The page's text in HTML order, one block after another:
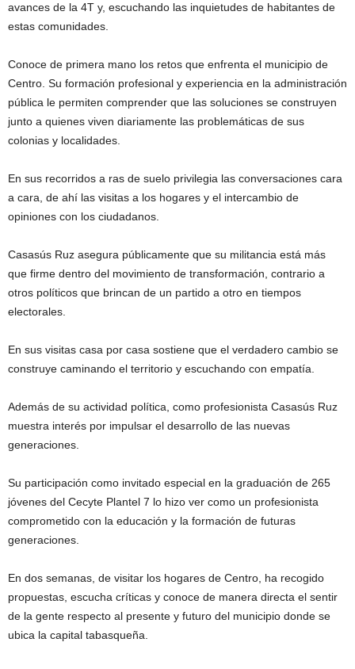
avances de la 4T y, escuchando las inquietudes de habitantes de
estas comunidades.
Conoce de primera mano los retos que enfrenta el municipio de
Centro. Su formación profesional y experiencia en la administración
pública le permiten comprender que las soluciones se construyen
junto a quienes viven diariamente las problemáticas de sus
colonias y localidades.
En sus recorridos a ras de suelo privilegia las conversaciones cara
a cara, de ahí las visitas a los hogares y el intercambio de
opiniones con los ciudadanos.
Casasús Ruz asegura públicamente que su militancia está más
que firme dentro del movimiento de transformación, contrario a
otros políticos que brincan de un partido a otro en tiempos
electorales.
En sus visitas casa por casa sostiene que el verdadero cambio se
construye caminando el territorio y escuchando con empatía.
Además de su actividad política, como profesionista Casasús Ruz
muestra interés por impulsar el desarrollo de las nuevas
generaciones.
Su participación como invitado especial en la graduación de 265
jóvenes del Cecyte Plantel 7 lo hizo ver como un profesionista
comprometido con la educación y la formación de futuras
generaciones.
En dos semanas, de visitar los hogares de Centro, ha recogido
propuestas, escucha críticas y conoce de manera directa el sentir
de la gente respecto al presente y futuro del municipio donde se
ubica la capital tabasqueña.